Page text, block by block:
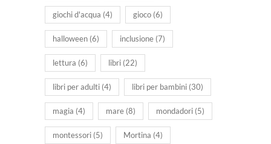
giochi d'acqua (4) gioco (6)
halloween (6) inclusione (7)
lettura (6) libri (22)
libri per adulti (4) libri per bambini (30)
magia (4) mare (8) mondadori (5)
montessori (5) Mortina (4)